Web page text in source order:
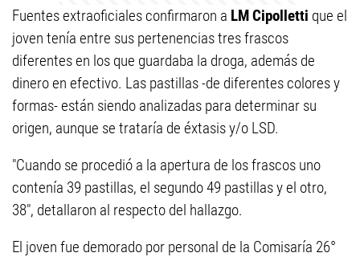
Fuentes extraoficiales confirmaron a LM Cipolletti que el
joven tenía entre sus pertenencias tres frascos
diferentes en los que guardaba la droga, además de
dinero en efectivo. Las pastillas -de diferentes colores y
formas- están siendo analizadas para determinar su
origen, aunque se trataría de éxtasis y/o LSD.
"Cuando se procedió a la apertura de los frascos uno
contenía 39 pastillas, el segundo 49 pastillas y el otro,
38", detallaron al respecto del hallazgo.
El joven fue demorado por personal de la Comisaría 26°